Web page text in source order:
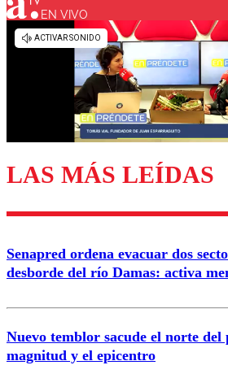
Los comentarios son moderados
diálogo
EN VIVO
LAS MÁS LEÍDAS
Senapred ordena evacuar dos
desborde del río Damas: activa
Nuevo temblor sacude el norte del
magnitud y el epicentro